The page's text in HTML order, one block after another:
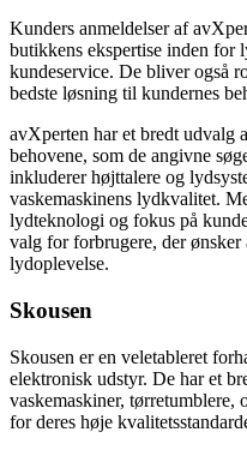
Kunders anmeldelser af
butikkens ekspertise inden for
kundeservice. De bliver også
bedste løsning til kundernes
avXperten har et bredt udvalg
behovene, som de angivne
inkluderer højttalere og
vaskemaskinens lydkvalitet.
lydteknologi og fokus på
valg for forbrugere, der ønsker
lydoplevelse.
Skousen
Skousen er en veletableret
elektronisk udstyr. De har et
vaskemaskiner, tørretumblere,
for deres høje